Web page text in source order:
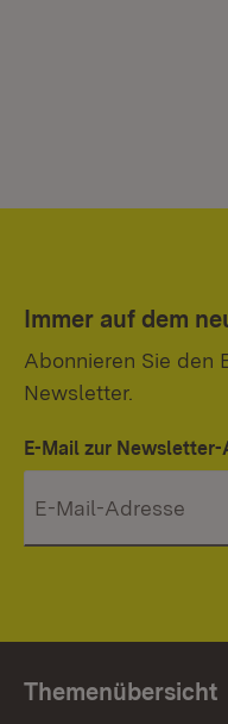
Immer auf dem
Abonnieren Sie den
Newsletter.
E-Mail zur
Themenübersicht